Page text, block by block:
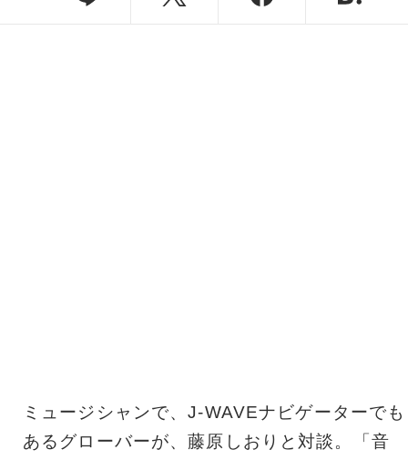
ミュージシャンで、J-WAVEナビゲーターでも
あるグローバーが、藤原しおりと対談。「音